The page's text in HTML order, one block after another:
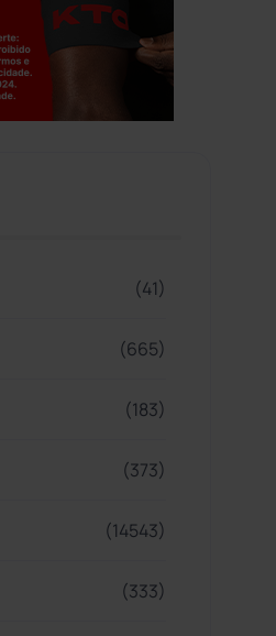
(41)
(665)
(183)
(373)
(14543)
(333)